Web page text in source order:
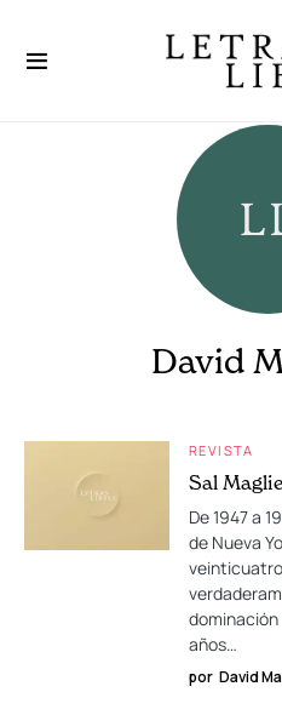
David
REVISTA
Sal
De 1947 a
de Nueva
veinticuatro
dominación
años…
por David